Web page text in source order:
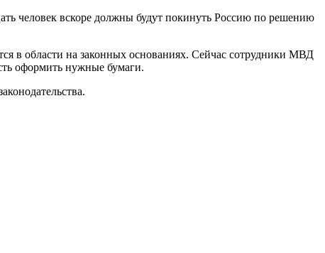
человек вскоре должны будут покинуть Россию по решению
в области на законных основаниях. Сейчас сотрудники МВД
оформить нужные бумаги.